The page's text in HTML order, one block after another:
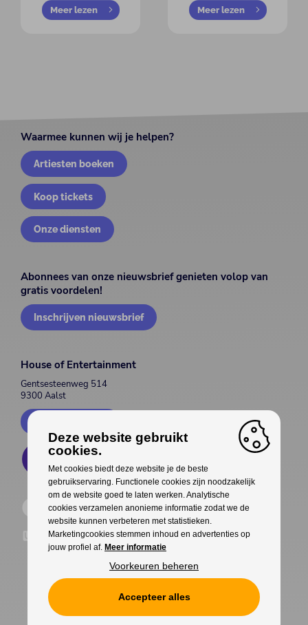
Meer lezen Meer lezen
Waarmee kunnen wij je helpen?
Artiesten boeken
Koop tickets
Onze diensten
Abonnees van onze nieuwsbrief genieten volop van
gratis voordelen!
Inschrijven nieuwsbrief
House of Entertainment
Gentsesteenweg 514
9300 Aalst
Cookies Privacy
Deze website gebruikt
cookies.
Met cookies biedt deze website je de beste
gebruikservaring. Functionele cookies zijn noodzakelijk
om de website goed te laten werken. Analytische
cookies verzamelen anonieme informatie zodat we de
website kunnen verbeteren met statistieken.
Marketingcookies stemmen inhoud en advertenties op
jouw profiel af. Meer informatie
Voorkeuren beheren
Accepteer alles